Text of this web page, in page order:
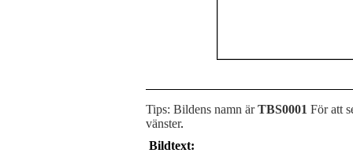
Tips: Bildens namn ärTBS0001 För att
vänster.
Bildtext: